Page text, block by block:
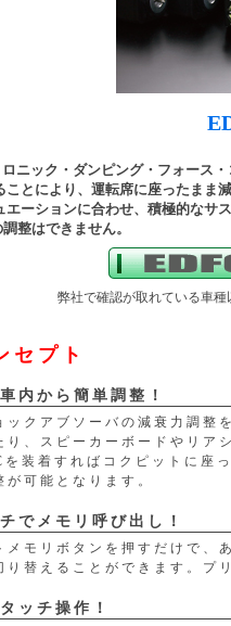
ニック・ダンピング・フォース
ことにより、運転席に座ったまま
エーションに合わせ、積極的なサ
整はできません。
弊社で確認が取れている車
セプト
内から簡単調整！
ックアブソーバの減衰力調整
り、スピーカーボードやリア
装着すればコクピットに座
が可能となります。
でメモリ呼び出し！
メモリボタンを押すだけで、
り替えることができます。プ
ッチ操作！